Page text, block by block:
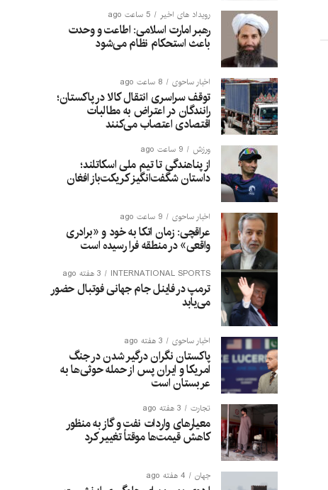
رویداد های اخیر 5 ساعت ago
رهبر امارت اسلامی: اطاعت و وحدت
باعث استحکام نظام می‌شود
اخبار ساحوی 8 ساعت ago
توقف سراسری انتقال کالا در پاکستان؛
رانندگان در اعتراض به مطالبات
اقتصادی اعتصاب می‌کنند
ورزش 9 ساعت ago
از پناهندگی تا تیم ملی اسکاتلند؛
داستان شگفت‌انگیز کریکت‌باز افغان
اخبار ساحوی 9 ساعت ago
عراقچی: زمان اتکا به خود و «برادری
واقعی» در منطقه فرا رسیده است
INTERNATIONAL SPORTS 3 هفته ago
ترمپ در فاینل جام جهانی فوتبال حضور
می‌یابد
اخبار ساحوی 3 هفته ago
پاکستان نگران درگیر شدن در جنگ
امریکا و ایران پس از حمله حوثی‌ها به
عربستان است
تجارت 3 هفته ago
معیارهای واردات نفت و گاز به منظور
کاهش قیمت‌ها موقتاً تغییر کرد
جهان 4 هفته ago